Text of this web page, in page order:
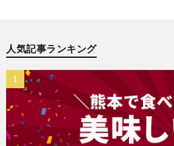
人気記事ランキング